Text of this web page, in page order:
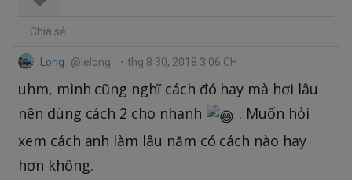
Chia sẻ
Long @lelong • thg 8 30, 2018 3:06 CH
uhm, mình cũng nghĩ cách đó hay mà hơi lâu
nên dùng cách 2 cho nhanh
. Muốn hỏi
xem cách anh làm lâu năm có cách nào hay
hơn không.